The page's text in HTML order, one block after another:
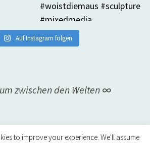
Auf Instagram folgen
zwischen den Welten ∞
to improve your experience. We'll assume